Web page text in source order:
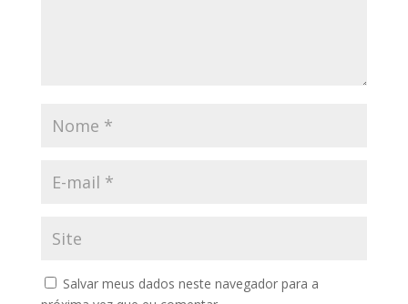
Salvar meus dados neste navegador para a